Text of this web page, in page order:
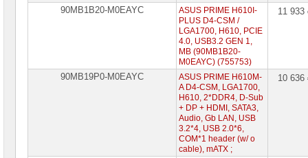
90MB1B20-M0EAYC
ASUS PRIME H610I-
PLUS D4-CSM /
LGA1700, H610, PCIE
4.0, USB3.2 GEN 1,
MB (90MB1B20-
M0EAYC) (755753)
11
90MB19P0-M0EAYC
ASUS PRIME H610M-
A D4-CSM, LGA1700,
H610, 2*DDR4, D-Sub
+ DP + HDMI, SATA3,
Audio, Gb LAN, USB
3.2*4, USB 2.0*6,
COM*1 header (w/ o
cable), mATX ;
10